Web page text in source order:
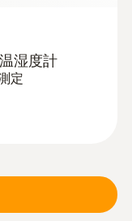
湿度計
定